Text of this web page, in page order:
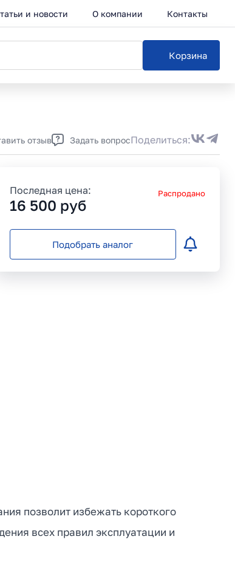
и новости О компании Контакты
Корзина
отзыв Задать вопросПоделиться:
Последная цена:
16 500 руб
Распродано
Подобрать аналог
позволит избежать короткого
всех правил эксплуатации и